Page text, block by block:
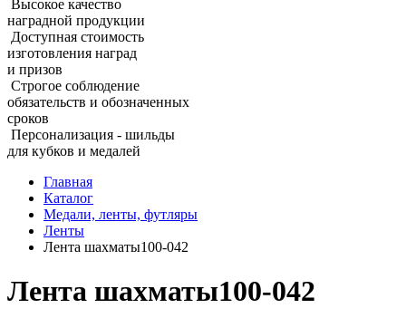
Высокое качество
наградной продукции
Доступная стоимость
изготовления наград
и призов
Строгое соблюдение
обязательств и обозначенных
сроков
Персонализация - шильды
для кубков и медалей
Главная
Каталог
Медали, ленты, футляры
Ленты
Лента шахматы100-042
Лента шахматы100-042